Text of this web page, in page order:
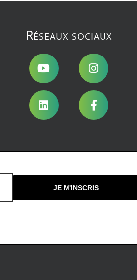
Réseaux sociaux